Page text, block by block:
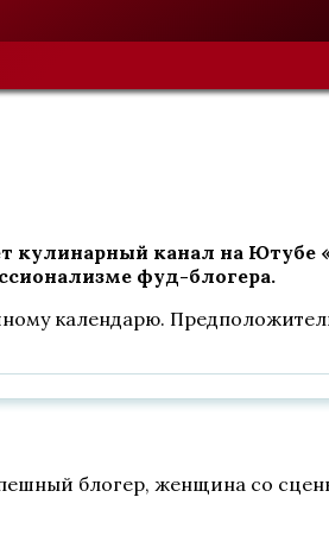
кулинарный канал на Ютубе
фуд-блогера.
календарю.
блогер, женщина со